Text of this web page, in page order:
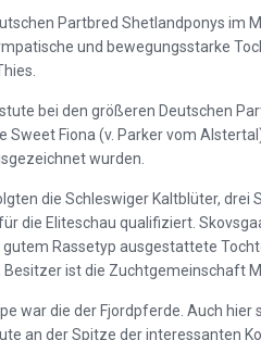
Partbred Shetlandponys im
und bewegungsstarke
bei den größeren Deutschen
Fiona (v. Parker vom
wurden.
die Schleswiger Kaltblüter,
die Eliteschau qualifiziert.
Rassetyp ausgestattete
Besitzer ist die Zuchtgemeinschaft
war die der Fjordpferde. Auch
an der Spitze der interessanten